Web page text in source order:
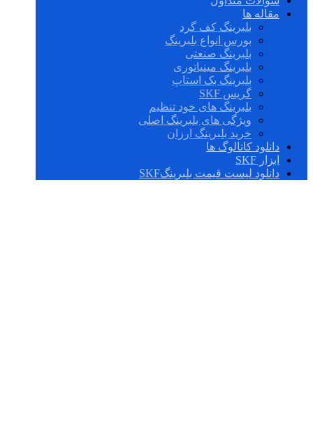
مقاله ها
بلبرینگ کف گرد
بورس انواع بلبرینگ
بلبرینگ صنعتی
بلبرینگ مینیاتوری
بلبرینگ بک استاپ
گریس SKF
بلبرینگ های خود تنظیم
ویژگی های بلبرینگ اصلی
خرید بلبرینگ ارزان
دانلود کاتالوگ ها
ابزار SKF
دانلود لیست قیمت بلبرینگSKF